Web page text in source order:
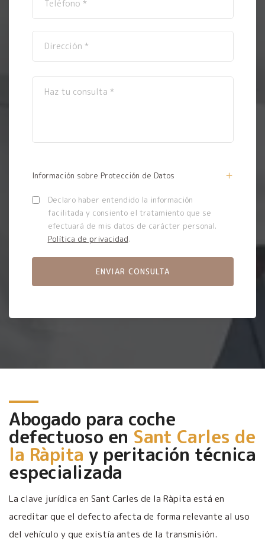
Información sobre Protección de Datos
Declaro haber entendido la información
facilitada y consiento el tratamiento que se
efectuará de mis datos de carácter personal.
Política de privacidad.
Abogado para coche
defectuoso en Sant Carles de
la Ràpita y peritación técnica
especializada
La clave jurídica en Sant Carles de la Ràpita está en
acreditar que el defecto afecta de forma relevante al uso
del vehículo y que existía antes de la transmisión.